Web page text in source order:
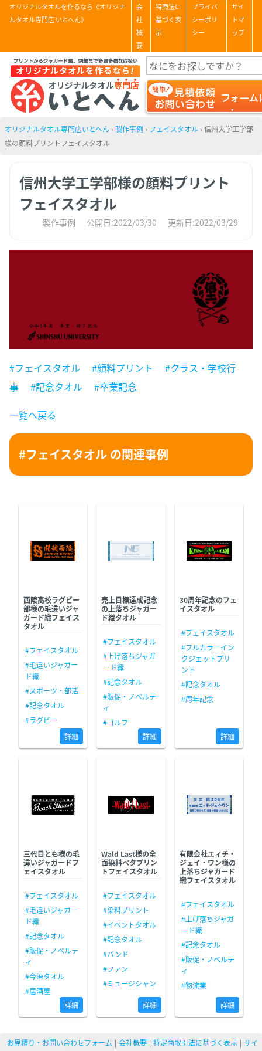
オリジナルタオルを作るなら《オリジナ
ルタオル専門店 いとへん》
会
社
概
要
特商法に
基づく表
示
プライバ
シーポリ
シー
サイ
トマ
ップ
オリジナルタオル専門店いとへん › 製作事例 › フェイスタオル › 信州大学工学部
様の顔料プリントフェイスタオル
信州大学工学部様の顔料プリント
フェイスタオル
製作事例 公開日:2022/03/30 更新日:2022/03/29
#フェイスタオル #顔料プリント
#クラス・学校行
事
#記念タオル
#卒業記念
一覧へ戻る
#フェイスタオル の関連事例
西陵高校ラグビー
部様の毛違いジャ
ガード織フェイス
タオル
#フェイスタオル
#毛違いジャガー
ド織
#スポーツ・部活
#記念タオル
#ラグビー
詳細
売上目標達成記念
の上落ちジャガー
ド織タオル
#フェイスタオル
#上げ落ちジャガ
ード織
#記念タオル
#販促・ノベルテ
ィ
#ゴルフ
詳細
30周年記念のフェ
イスタオル
#フェイスタオル
#フルカラーイン
クジェットプリ
ント
#記念タオル
#周年記念
詳細
三代目とも様の毛
違いジャガードフ
ェイスタオル
#フェイスタオル
#毛違いジャガー
ド織
#記念タオル
#販促・ノベルテ
ィ
#今治タオル
#居酒屋
詳細
Wald Last様の全
面染料ベタプリン
トフェイスタオル
#フェイスタオル
#染料プリント
#イベントタオル
#記念タオル
#バンド
#ファン
#ミュージシャン
詳細
有限会社エィチ・
ジェイ・ワン様の
上落ちジャガード
織フェイスタオル
#フェイスタオル
#上げ落ちジャガ
ード織
#記念タオル
#販促・ノベルテ
ィ
#物流業
詳細
お見積り・お問い合わせフォーム 会社概要 特定商取引法に基づく表示 サイ